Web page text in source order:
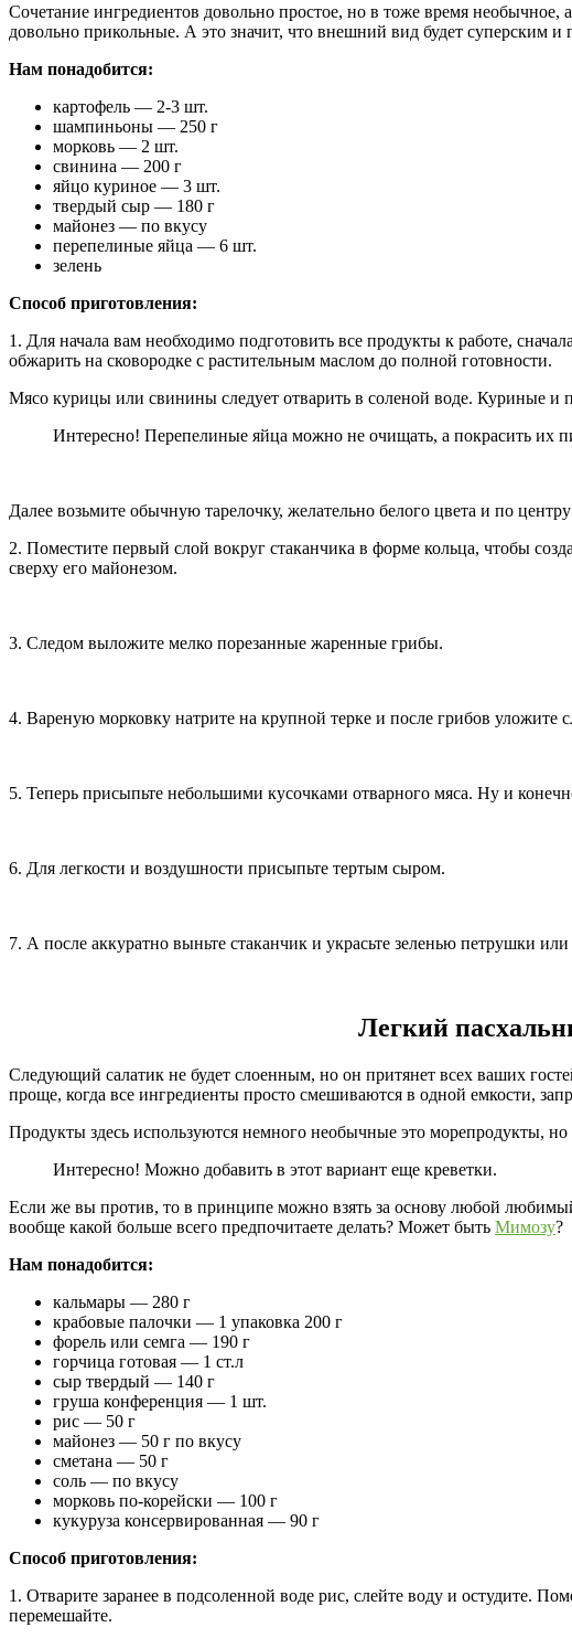
Сочетание ингредиентов довольно простое, но в тоже время
довольно прикольные. А это значит, что внешний вид будет суперским и
Нам понадобится:
картофель — 2-3 шт.
шампиньоны — 250 г
морковь — 2 шт.
свинина — 200 г
яйцо куриное — 3 шт.
твердый сыр — 180 г
майонез — по вкусу
перепелиные яйца — 6 шт.
зелень
Способ приготовления:
1. Для начала вам необходимо подготовить все продукты к работе,
обжарить на сковородке с растительным маслом до полной готовности.
Мясо курицы или свинины следует отварить в соленой воде. Куриные и
Интересно! Перепелиные яйца можно не очищать, а покрасить их
Далее возьмите обычную тарелочку, желательно белого цвета и по
2. Поместите первый слой вокруг стаканчика в форме кольца, чтобы
сверху его майонезом.
3. Следом выложите мелко порезанные жаренные грибы.
4. Вареную морковку натрите на крупной терке и после грибов
5. Теперь присыпьте небольшими кусочками отварного мяса. Ну и
6. Для легкости и воздушности присыпьте тертым сыром.
7. А после аккуратно выньте стаканчик и украсьте зеленью петрушки
Легкий
Следующий салатик не будет слоенным, но он притянет всех ваших
проще, когда все ингредиенты просто смешиваются в одной емкости,
Продукты здесь используются немного необычные это морепродукты,
Интересно! Можно добавить в этот вариант еще креветки.
Если же вы против, то в принципе можно взять за основу любой
вообще какой больше всего предпочитаете делать? Может быть Мимозу?
Нам понадобится:
кальмары — 280 г
крабовые палочки — 1 упаковка 200 г
форель или семга — 190 г
горчица готовая — 1 ст.л
сыр твердый — 140 г
груша конференция — 1 шт.
рис — 50 г
майонез — 50 г по вкусу
сметана — 50 г
соль — по вкусу
морковь по-корейски — 100 г
кукуруза консервированная — 90 г
Способ приготовления:
1. Отварите заранее в подсоленной воде рис, слейте воду и остудите.
перемешайте.